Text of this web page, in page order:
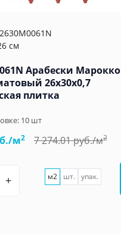
см
Арабески Марокко
26x30x0,7
плитка
10 шт
м2 7 274.01 руб./м2
+ м2 шт. упак.